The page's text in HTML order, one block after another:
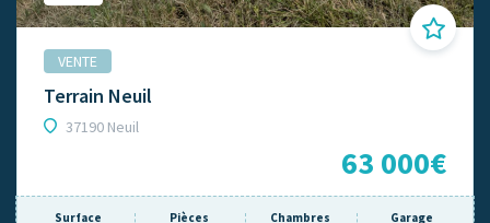
VENTE
Terrain Neuil
37190 Neuil
63 000€
Surface Pièces Chambres Garage